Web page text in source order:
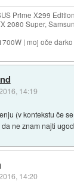
Prime X299
2080 Super,
| moj oče
14:19
(v kontekstu če
ne znam najti
14:20